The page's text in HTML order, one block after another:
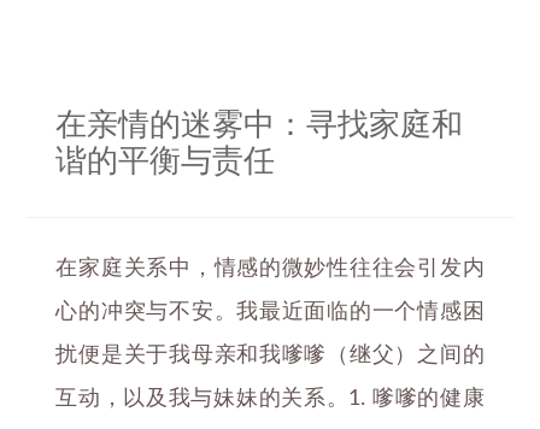
在亲情的迷雾中：寻找家庭和
谐的平衡与责任
在家庭关系中，情感的微妙性往往会引发内
心的冲突与不安。我最近面临的一个情感困
扰便是关于我母亲和我嗲嗲（继父）之间的
互动，以及我与妹妹的关系。1. 嗲嗲的健康